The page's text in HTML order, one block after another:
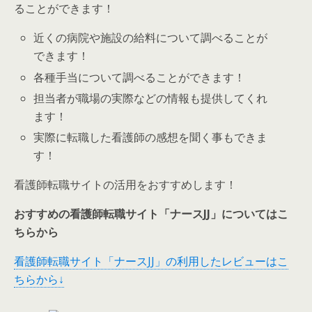
ることができます！
近くの病院や施設の給料について調べることが
できます！
各種手当について調べることができます！
担当者が職場の実際などの情報も提供してくれ
ます！
実際に転職した看護師の感想を聞く事もできま
す！
看護師転職サイトの活用をおすすめします！
おすすめの看護師転職サイト「ナースJJ」についてはこ
ちらから
看護師転職サイト「ナースJJ」の利用したレビューはこ
ちらから↓